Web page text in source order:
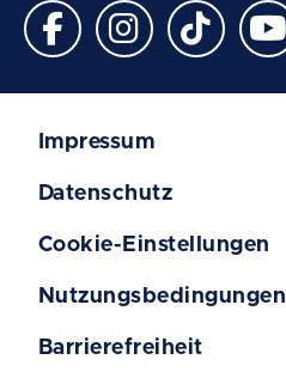
Impressum
Datenschutz
Cookie-Einstellungen
Nutzungsbedingungen
Barrierefreiheit